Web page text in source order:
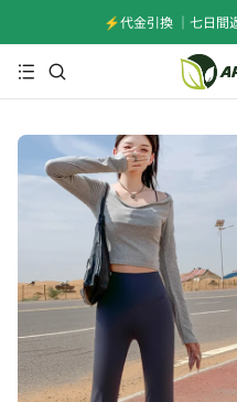
⚡️代金引換 ｜七日間